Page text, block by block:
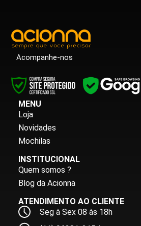
Acompanhe-nos
MENU
Loja
Novidades
Mochilas
INSTITUCIONAL
Quem somos ?
Blog da Acionna
ATENDIMENTO AO CLIENTE
Seg à Sex 08 às 18h